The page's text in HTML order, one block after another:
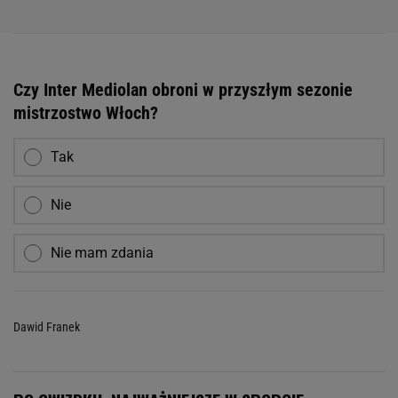
Czy Inter Mediolan obroni w przyszłym sezonie
mistrzostwo Włoch?
Tak
Nie
Nie mam zdania
Dawid Franek